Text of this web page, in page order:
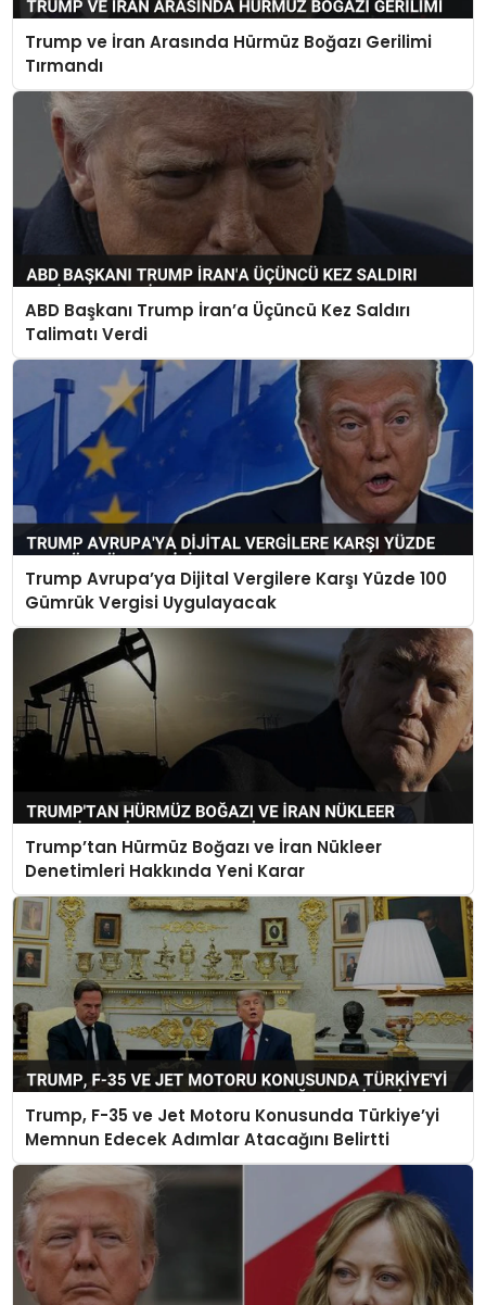
SPOR
TEKNOLOJI
YAŞAM
Trump ve İran Arasında Hürmüz Boğazı Gerilimi
Tırmandı
ABD Başkanı Trump İran’a Üçüncü Kez Saldırı
Talimatı Verdi
Trump Avrupa’ya Dijital Vergilere Karşı Yüzde 100
Gümrük Vergisi Uygulayacak
Trump’tan Hürmüz Boğazı ve İran Nükleer
Denetimleri Hakkında Yeni Karar
Trump, F-35 ve Jet Motoru Konusunda Türkiye’yi
Memnun Edecek Adımlar Atacağını Belirtti